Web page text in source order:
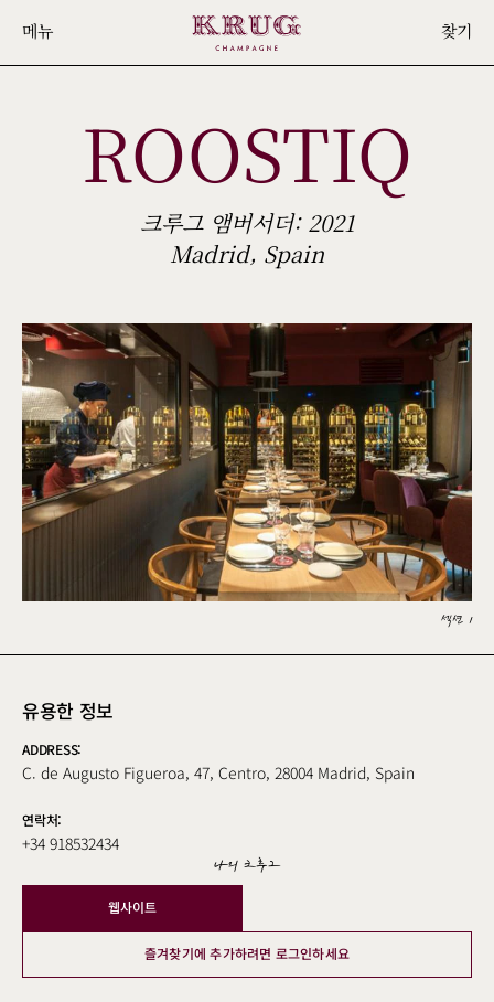
main
content
메뉴 찾기
ROOSTIQ
크루그 앰버서더: 2021
Madrid, Spain
섹션 1
유용한 정보
ADDRESS:
C. de Augusto Figueroa, 47, Centro, 28004 Madrid, Spain
연락처:
+34 918532434 나의 크루그
웹사이트
즐겨찾기에 추가하려면 로그인하세요